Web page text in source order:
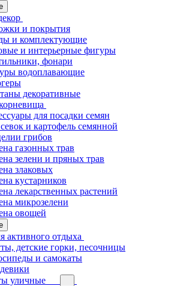
и покрытия
и комплектующие
и интерьерные фигуры
фонари
водоплавающие
декоративные
для посадки семян
и картофель семянной
грибов
газонных трав
зелени и пряных трав
злаковых
кустарников
лекарственных растений
микрозелени
овощей
активного отдыха
детские горки, песочницы
и самокаты
уличные